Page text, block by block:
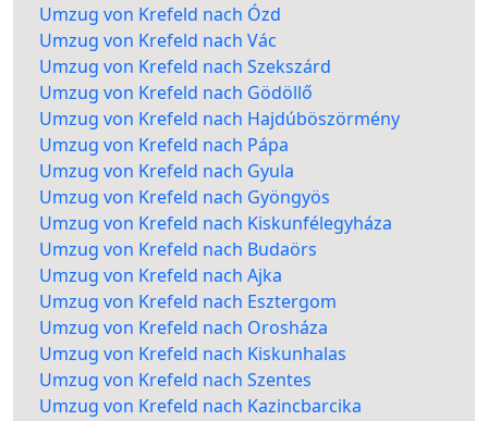
Umzug von Krefeld nach Ózd
Umzug von Krefeld nach Vác
Umzug von Krefeld nach Szekszárd
Umzug von Krefeld nach Gödöllő
Umzug von Krefeld nach Hajdúböszörmény
Umzug von Krefeld nach Pápa
Umzug von Krefeld nach Gyula
Umzug von Krefeld nach Gyöngyös
Umzug von Krefeld nach Kiskunfélegyháza
Umzug von Krefeld nach Budaörs
Umzug von Krefeld nach Ajka
Umzug von Krefeld nach Esztergom
Umzug von Krefeld nach Orosháza
Umzug von Krefeld nach Kiskunhalas
Umzug von Krefeld nach Szentes
Umzug von Krefeld nach Kazincbarcika